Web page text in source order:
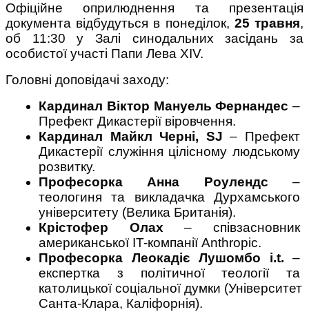
Офіційне оприлюднення та презентація
документа відбудуться в понеділок, 25 травня,
об 11:30 у Залі синодальних засідань за
особистої участі Папи Лева XIV.
Головні доповідачі заходу:
Кардинал Віктор Мануель Фернандес –
Префект Дикастерії віровчення.
Кардинал Майкл Черні, SJ – Префект
Дикастерії служіння цілісному людському
розвитку.
Професорка Анна Роулендс –
теологиня та викладачка Дурхамського
університету (Велика Британія).
Крістофер Олах – співзасновник
американської IT-компанії Anthropic.
Професорка Леокадіє Лушомбо i.t. –
експертка з політичної теології та
католицької соціальної думки (Університет
Санта-Клара, Каліфорнія).